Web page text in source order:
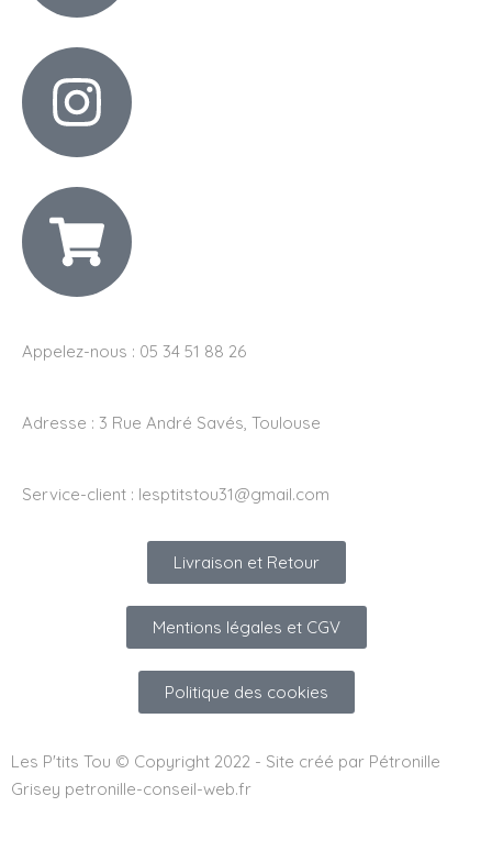
Appelez-nous : 05 34 51 88 26
Adresse : 3 Rue André Savés, Toulouse
Service-client : lesptitstou31@gmail.com
Livraison et Retour
Mentions légales et CGV
Politique des cookies
Les P'tits Tou © Copyright 2022 - Site créé par Pétronille
Grisey petronille-conseil-web.fr